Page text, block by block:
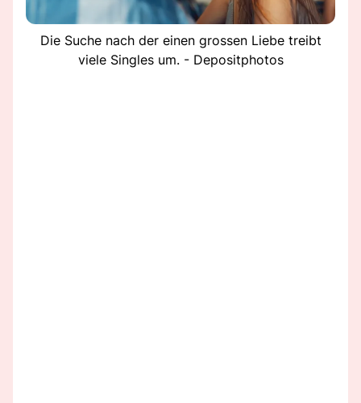
Die Suche nach der einen grossen Liebe treibt
viele Singles um. - Depositphotos